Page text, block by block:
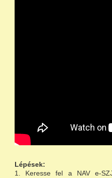
Lépések:
Keresse fel a NAV e-